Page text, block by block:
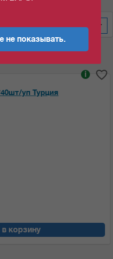
уп Турция
i
корзину
не показывать.